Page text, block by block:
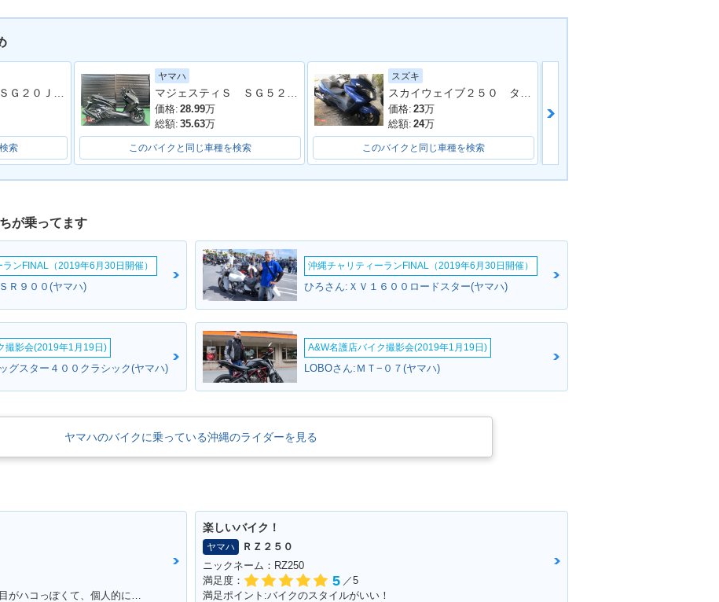
索
ヤマハ
価格: 28.99万
総額: 35.63万
このバイクと同じ車種を検索
スズキ
価格: 23万
総額: 24万
このバイクと同じ車種を検索
が乗ってます
ンFINAL（2019年6月30日開催）
Ｒ９００(ヤマハ)
沖縄チャリティーランFINAL（2019年6月30日開催）
ひろさん:ＸＶ１６００ロードスター(ヤマハ)
撮影会(2019年1月19日)
グスター４００クラシック(ヤマハ)
A&W名護店バイク撮影会(2019年1月19日)
LOBOさん:ＭＴ−０７(ヤマハ)
ヤマハのバイクに乗っている沖縄のライダーを見る
満足ポイント:他の原付と比べたら見た目がハコっぽくて、個人的に好みのデザインだった為3年程前に購入。 毎日通勤の足に利用していますが、これといった不都合もなく、いつも快適な通勤ができています。 特にシートが長く広いので、私(180cmの男性)でもゆったり座れて、たまにする遠出でも疲れにくいです。
楽しいバイク！
ヤマハ
ＲＺ２５０
ニックネーム：RZ250
満足度：
5 ／5
満足ポイント:バイクのスタイルがいい！